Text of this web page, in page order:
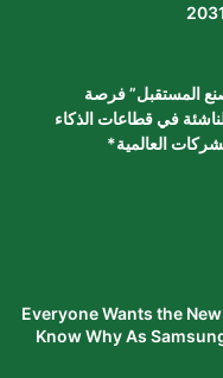
المستقبل” فرصة
في قطاعات الذكاء
العالمية*
Everyone Wants the
Know Why As